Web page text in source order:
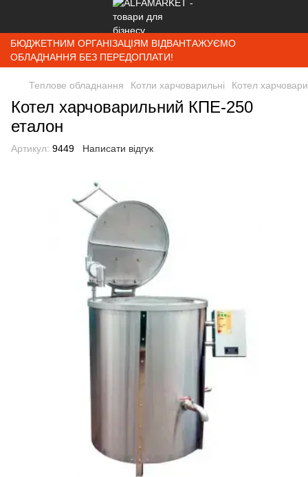
БЮДЖЕТНИМ ОРГАНІЗАЦІЯМ ВІДВАНТАЖУЄМО
ОБЛАДНАННЯ БЕЗ ПЕРЕДОПЛАТИ!
Теплове обладнання Котли харчоварильні Котел
Котел харчоварильний КПЕ-250
еталон
Артикул: 9449 Написати відгук